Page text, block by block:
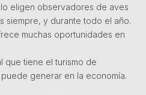
eligen observadores de aves
siempre, y durante todo el año.
muchas oportunidades en
que tiene el turismo de
generar en la economía.